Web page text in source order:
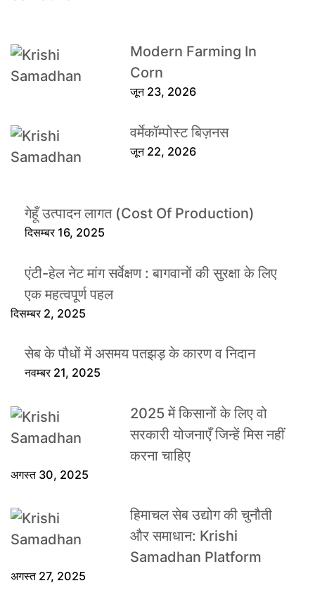
Modern Farming In
Corn
जून 23, 2026
वर्मेकॉम्पोस्ट बिज़नस
जून 22, 2026
गेहूँ उत्पादन लागत (Cost Of Production)
दिसम्बर 16, 2025
एंटी-हेल नेट मांग सर्वेक्षण : बागवानों की सुरक्षा के लिए
एक महत्वपूर्ण पहल
दिसम्बर 2, 2025
सेब के पौधों में असमय पतझड़ के कारण व निदान
नवम्बर 21, 2025
2025 में किसानों के लिए वो
सरकारी योजनाएँ जिन्हें मिस नहीं
करना चाहिए
अगस्त 30, 2025
हिमाचल सेब उद्योग की चुनौती
और समाधान: Krishi
Samadhan Platform
अगस्त 27, 2025